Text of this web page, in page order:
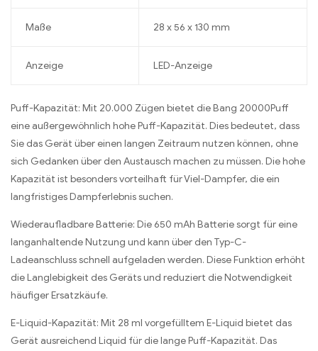
Maße 28 x 56 x 130 mm
Anzeige LED-Anzeige
Puff-Kapazität: Mit 20.000 Zügen bietet die Bang 20000Puff
eine außergewöhnlich hohe Puff-Kapazität. Dies bedeutet, dass
Sie das Gerät über einen langen Zeitraum nutzen können, ohne
sich Gedanken über den Austausch machen zu müssen. Die hohe
Kapazität ist besonders vorteilhaft für Viel-Dampfer, die ein
langfristiges Dampferlebnis suchen.
Wiederaufladbare Batterie: Die 650 mAh Batterie sorgt für eine
langanhaltende Nutzung und kann über den Typ-C-
Ladeanschluss schnell aufgeladen werden. Diese Funktion erhöht
die Langlebigkeit des Geräts und reduziert die Notwendigkeit
häufiger Ersatzkäufe.
E-Liquid-Kapazität: Mit 28 ml vorgefülltem E-Liquid bietet das
Gerät ausreichend Liquid für die lange Puff-Kapazität. Das